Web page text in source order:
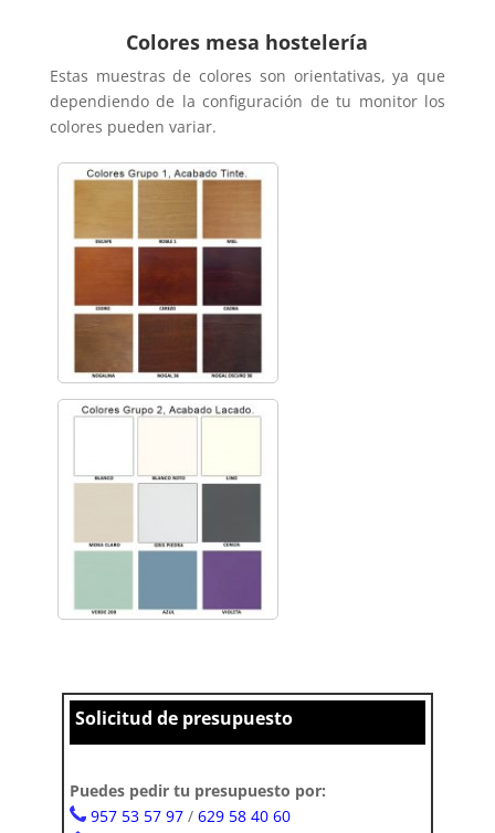
Colores mesa hostelería
Estas muestras de colores son orientativas, ya que
dependiendo de la configuración de tu monitor los
colores pueden variar.
Solicitud de presupuesto
Puedes pedir tu presupuesto por:
957 53 57 97/ 629 58 40 60